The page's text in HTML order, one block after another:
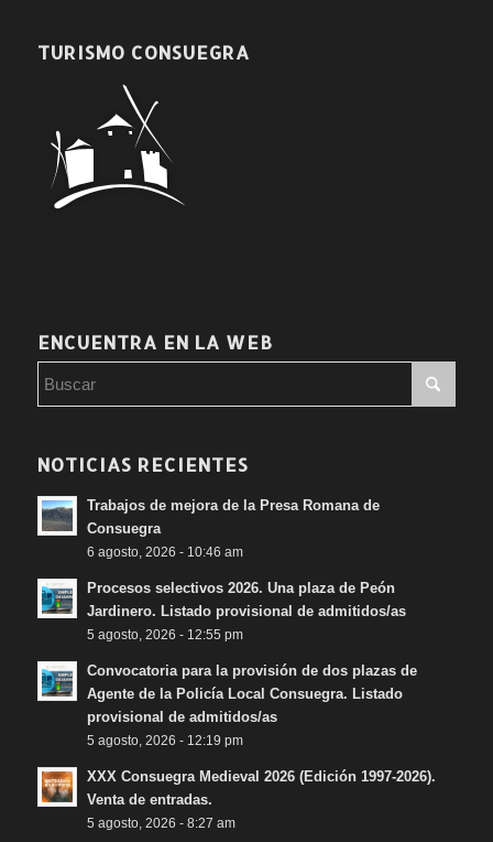
TURISMO CONSUEGRA
ENCUENTRA EN LA WEB
NOTICIAS RECIENTES
Trabajos de mejora de la Presa Romana de
Consuegra
6 agosto, 2026 - 10:46 am
Procesos selectivos 2026. Una plaza de Peón
Jardinero. Listado provisional de admitidos/as
5 agosto, 2026 - 12:55 pm
Convocatoria para la provisión de dos plazas de
Agente de la Policía Local Consuegra. Listado
provisional de admitidos/as
5 agosto, 2026 - 12:19 pm
XXX Consuegra Medieval 2026 (Edición 1997-2026).
Venta de entradas.
5 agosto, 2026 - 8:27 am